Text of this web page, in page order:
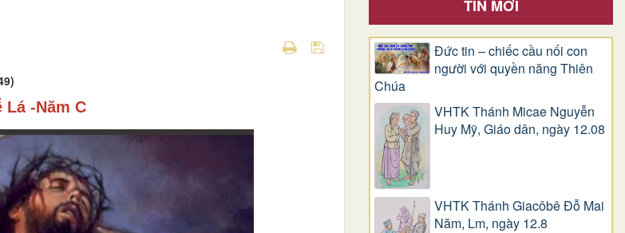
Lá -Năm C
TIN MỚI
Đức tin – chiếc cầu nối con
người với quyền năng Thiên
Chúa
VHTK Thánh Micae Nguyễn
Huy Mỹ, Giáo dân, ngày 12.08
VHTK Thánh Giacôbê Ðỗ Mai
Năm, Lm, ngày 12.8